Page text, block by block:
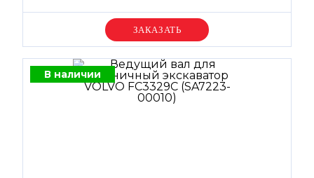
Уточняйте цену
В наличии